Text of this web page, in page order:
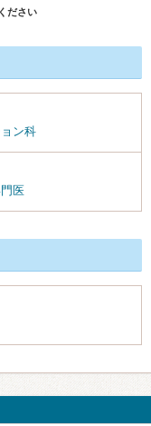
ださい
ン科
医